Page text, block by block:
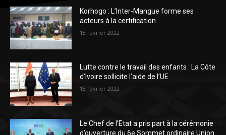
Korhogo : L’Inter-Mangue forme ses
acteurs à la certification
18 février 2022
Lutte contre le travail des enfants : La Côte
d’Ivoire sollicite l’aide de l’UE
18 février 2022
Le Chef de l’Etat a pris part à la cérémonie
d’ouverture du 6e Sommet ordinaire Union